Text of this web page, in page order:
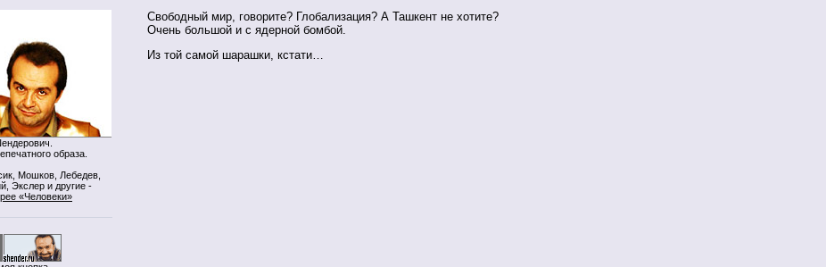
образа.
Мошков, Лебедев,
Экслер и другие -
«Человеки»
Свободный мир, говорите? Глобализация? А Ташкент не хотите?
Очень большой и с ядерной бомбой.
Из той самой шарашки, кстати…